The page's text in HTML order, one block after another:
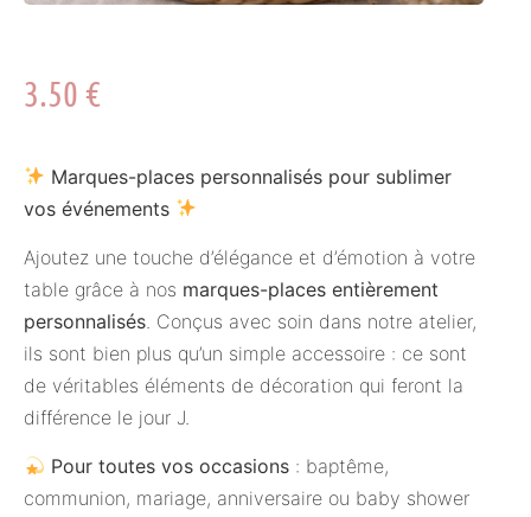
3.50 €
Marques-places personnalisés pour sublimer
vos événements
Ajoutez une touche d’élégance et d’émotion à votre
table grâce à nos marques-places entièrement
personnalisés . Conçus avec soin dans notre atelier,
ils sont bien plus qu’un simple accessoire : ce sont
de véritables éléments de décoration qui feront la
différence le jour J.
Pour toutes vos occasions : baptême,
communion, mariage, anniversaire ou baby shower